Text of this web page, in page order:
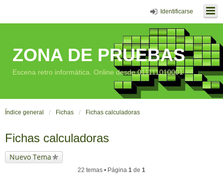
Identificarse
ZONA DE PRUEBAS
Escena retro informática. Online desde 011111010001
Índice general Fichas Fichas calculadoras
Fichas calculadoras
Nuevo Tema
22 temas • Página 1 de 1